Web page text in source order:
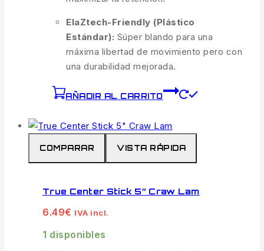
ElaZtech-Friendly (Plástico
Estándar): Súper blando para una
máxima libertad de movimiento pero con
una durabilidad mejorada.
AÑADIR AL CARRITO
COMPARAR VISTA RÁPIDA
True Center Stick 5″ Craw Lam
6.49€ IVA incl.
1 disponibles